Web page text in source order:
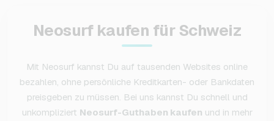
Neosurf kaufen für Schweiz
Mit Neosurf kannst Du auf tausenden Websites online
bezahlen, ohne persönliche Kreditkarten- oder Bankdaten
preisgeben zu müssen. Bei uns kannst Du schnell und
unkompliziert Neosurf-Guthaben kaufen und in mehr